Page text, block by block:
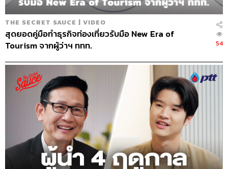
นครินทร์ วนกิจไพบูลย์
บรรณาธิการบริหาร สำนักข่าว THE
STANDARD วิทยากรด้านสื่อและการทำคอน
เทนต์ออนไลน์
THE SECRET SAUCE | VIDEO
สุดยอดคู่มือทำธุรกิจท่องเที่ยวรับมือ New Era of
Tourism จากผู้ว่าฯ ททท.
54